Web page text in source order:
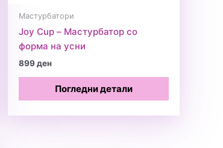
Мастурбатори
Joy Cup – Мастурбатор со
форма на усни
899ден
Погледни детали